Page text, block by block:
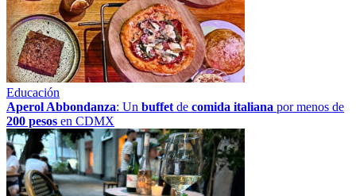
Educación
Aperol Abbondanza: Un buffet de comida italiana por menos de
200 pesos en CDMX